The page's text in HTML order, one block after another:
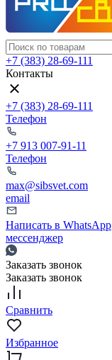
+7 (383) 28-69-111
Контакты
+7 (383) 28-69-111
Телефон
+7 913 007-91-11
Телефон
max@sibsvet.com
email
Написать в WhatsApp
мессенджер
Заказать звонок
Заказать звонок
Сравнить
Избранное